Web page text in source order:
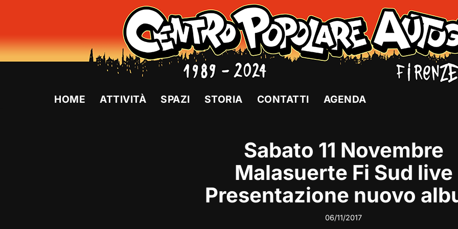
al
HOME ATTIVITÀ SPAZI STORIA CONTATTI AGENDA
Sabato 11 Novembre
Malasuerte Fi Sud live
Presentazione nuovo
06/11/2017